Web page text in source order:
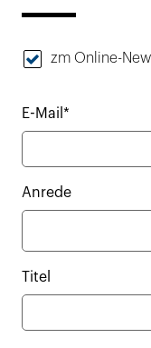
zm Online-
E-Mail*
Anrede
Titel